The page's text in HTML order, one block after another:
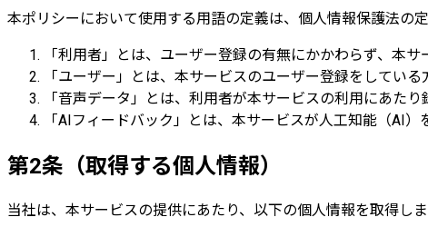
本ポリシーにおいて使用する用語の定義は、個人情報保護法の
「利用者」とは、ユーザー登録の有無にかかわらず、本サ
「ユーザー」とは、本サービスのユーザー登録をしている
「音声データ」とは、利用者が本サービスの利用にあたり
「AIフィードバック」とは、本サービスが人工知能（AI
第2条（取得する個人情報）
当社は、本サービスの提供にあたり、以下の個人情報を取得しま